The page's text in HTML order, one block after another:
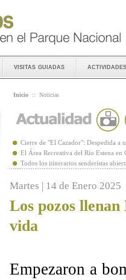
visitas guiadas actividades
Inicio :: Noticias
Cierre de "El Cazador": Despedida a
El Área Recreativa del Río Estena
Todos los itinerarios senderistas
Martes | 14 de Enero 2025
Los pozos
vida
Empezaron a